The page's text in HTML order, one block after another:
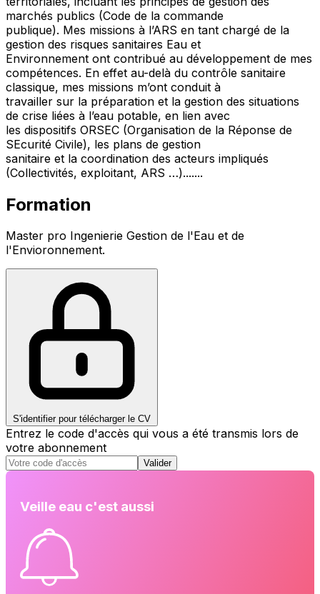
marchés publics (Code de la commande
publique). Mes missions à l’ARS en tant chargé de la
gestion des risques sanitaires Eau et
Environnement ont contribué au développement de mes
compétences. En effet au-delà du contrôle sanitaire
classique, mes missions m’ont conduit à
travailler sur la préparation et la gestion des situations
de crise liées à l’eau potable, en lien avec
les dispositifs ORSEC (Organisation de la Réponse de
SEcurité Civile), les plans de gestion
sanitaire et la coordination des acteurs impliqués
(Collectivités, exploitant, ARS …).......
Formation
Master pro Ingenierie Gestion de l'Eau et de
l'Envioronnement.
S'identifier pour télécharger le CV
Entrez le code d'accès qui vous a été transmis lors de
votre abonnement
Valider
Veille eau c'est aussi